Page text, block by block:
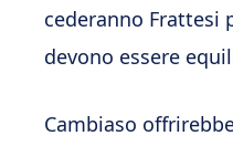
cederanno Frattesi
devono essere
Cambiaso